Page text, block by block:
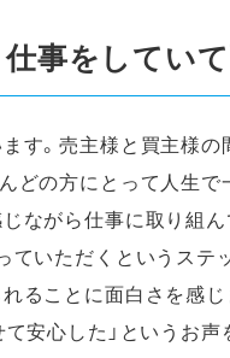
事をしてい
す。売主様と買主様の
どの方にとって人生
ながら仕事に取り組
ていただくというステ
ることに面白さを感
て安心した」というお